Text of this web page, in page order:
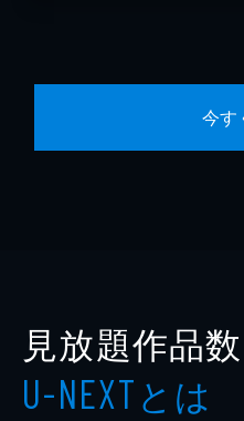
今す
見放題作品数
U-NEXTとは